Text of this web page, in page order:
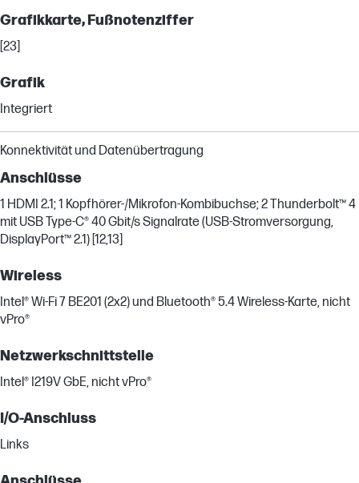
Grafikkarte, Fußnotenziffer
[23]
Grafik
Integriert
Konnektivität und Datenübertragung
Anschlüsse
1 HDMI 2.1; 1 Kopfhörer-/Mikrofon-Kombibuchse; 2 Thunderbolt™ 4
mit USB Type-C® 40 Gbit/s Signalrate (USB-Stromversorgung,
DisplayPort™ 2.1) [12,13]
Wireless
Intel® Wi-Fi 7 BE201 (2x2) und Bluetooth® 5.4 Wireless-Karte, nicht
vPro®
Netzwerkschnittstelle
Intel® I219V GbE, nicht vPro®
I/O-Anschluss
Links